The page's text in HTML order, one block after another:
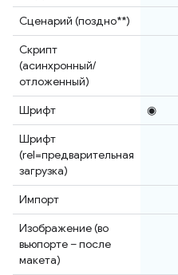
Сценарий (поздно**)
Скрипт
(асинхронный/
отложенный)
Шрифт
◉
Шрифт
(rel=предварительная
загрузка)
Импорт
Изображение (во
вьюпорте – после
макета)